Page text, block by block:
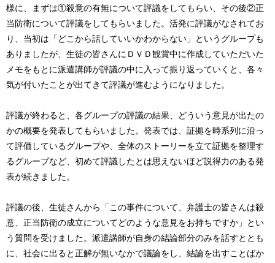
様に、まずは①殺意の有無について評議をしてもらい、その後②正
当防衛について評議をしてもらいました。活発に評議がなされてお
り、当初は「どこから話していいかわからない」というグループも
ありましたが、生徒の皆さんにＤＶＤ観賞中に作成していただいた
メモをもとに派遣講師が評議の中に入って振り返っていくと、各々
気が付いたことが出てきて評議が進むようになりました。
評議が終わると、各グループの評議の結果、どういう意見が出たの
かの概要を発表してもらいました。発表では、証拠を時系列に沿っ
て評価しているグループや、全体のストーリーを立て証拠を整理す
るグループなど、初めて評議したとは思えないほど説得力のある発
表が続きました。
評議の後、生徒さんから「この事件について、弁護士の皆さんは殺
意、正当防衛の成立についてどのような意見をお持ちですか」とい
う質問を受けました。派遣講師が自身の結論部分のみを話すととも
に、社会に出ると正解が無いなかで議論をし、結論を出すことばか